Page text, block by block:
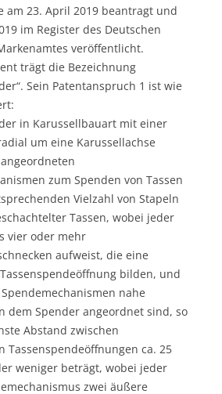
am 23. April 2019 beantragt und
im Register des Deutschen
veröffentlicht.
trägt die Bezeichnung
Sein Patentanspruch 1 ist wie
in Karussellbauart mit einer
um eine Karussellachse
zum Spenden von Tassen
Vielzahl von Stapeln
Tassen, wobei jeder
vier oder mehr
aufweist, die eine
bilden, und
nahe
dem Spender angeordnet sind, so
Abstand zwischen
Tassenspendeöffnungen ca. 25
weniger beträgt, wobei jeder
zwei äußere